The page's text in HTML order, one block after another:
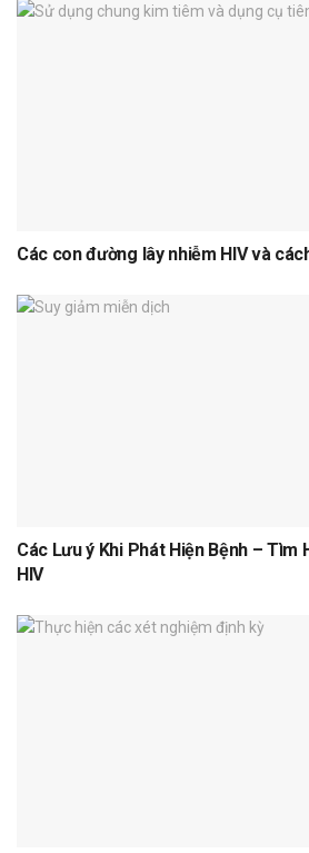
Các con đường lây nhiễm HIV và
Các Lưu ý Khi Phát Hiện Bệnh – Tìm
HIV